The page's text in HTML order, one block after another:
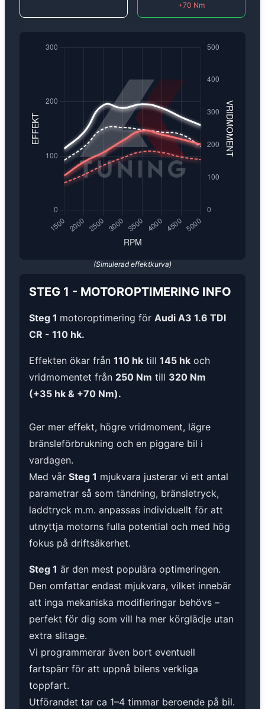
+70 Nm
(Simulerad effektkurva)
STEG 1 - MOTOROPTIMERING INFO
Steg 1 motoroptimering för Audi A3 1.6 TDI
CR - 110 hk.
Effekten ökar från 110 hk till 145 hk och
vridmomentet från 250 Nm till 320 Nm
(+35 hk & +70 Nm).
Ger mer effekt, högre vridmoment, lägre
bränsleförbrukning och en piggare bil i
vardagen.
Med vår Steg 1 mjukvara justerar vi ett antal
parametrar så som tändning, bränsletryck,
laddtryck m.m. anpassas individuellt för att
utnyttja motorns fulla potential och med hög
fokus på driftsäkerhet.
Steg 1 är den mest populära optimeringen.
Den omfattar endast mjukvara, vilket innebär
att inga mekaniska modifieringar behövs –
perfekt för dig som vill ha mer körglädje utan
extra slitage.
Vi programmerar även bort eventuell
fartspärr för att uppnå bilens verkliga
toppfart.
Utförandet tar ca 1–4 timmar beroende på bil.